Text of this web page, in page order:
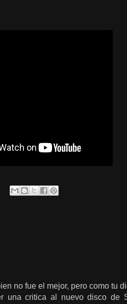
no fue el mejor, pero como tu
una critica al nuevo disco de